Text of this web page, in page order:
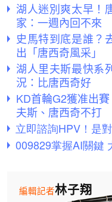
湖人迷別爽太早
家：一週內回不來
史馬特到底是誰
出「唐西奇風采」
湖人里夫斯最快系
況：比唐西奇好
KD首輪G2獲准出
夫斯、唐西奇不打
林子翔
編輯記者